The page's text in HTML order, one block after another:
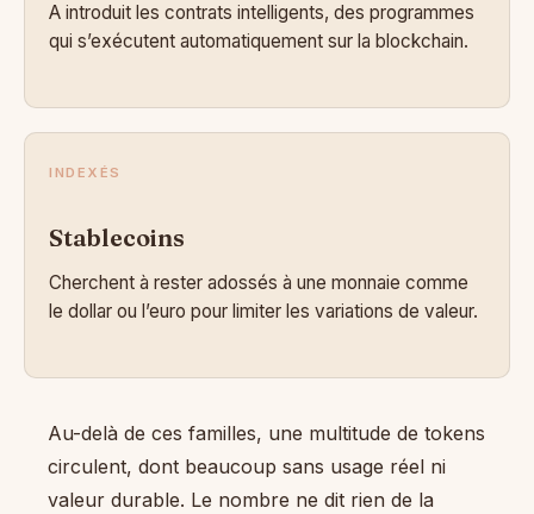
A introduit les contrats intelligents, des programmes
qui s’exécutent automatiquement sur la blockchain.
INDEXÉS
Stablecoins
Cherchent à rester adossés à une monnaie comme
le dollar ou l’euro pour limiter les variations de valeur.
Au-delà de ces familles, une multitude de tokens
circulent, dont beaucoup sans usage réel ni
valeur durable. Le nombre ne dit rien de la